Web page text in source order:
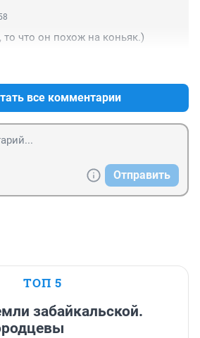
что он похож на коньяк.)
все комментарии
Отправить
ТОП 5
забайкальской.